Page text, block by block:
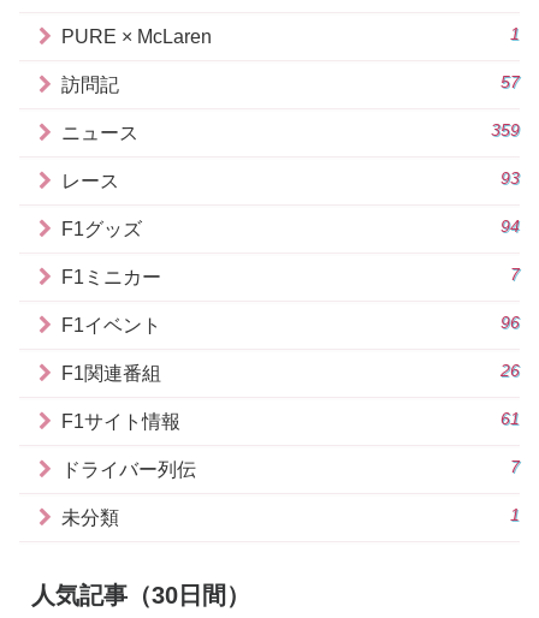
PURE × McLaren 1
訪問記 57
ニュース 359
レース 93
F1グッズ 94
F1ミニカー 7
F1イベント 96
F1関連番組 26
F1サイト情報 61
ドライバー列伝 7
未分類 1
人気記事（30日間）